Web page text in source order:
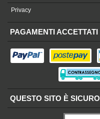
Privacy
PAGAMENTI ACCETTATI
QUESTO SITO È SICURO